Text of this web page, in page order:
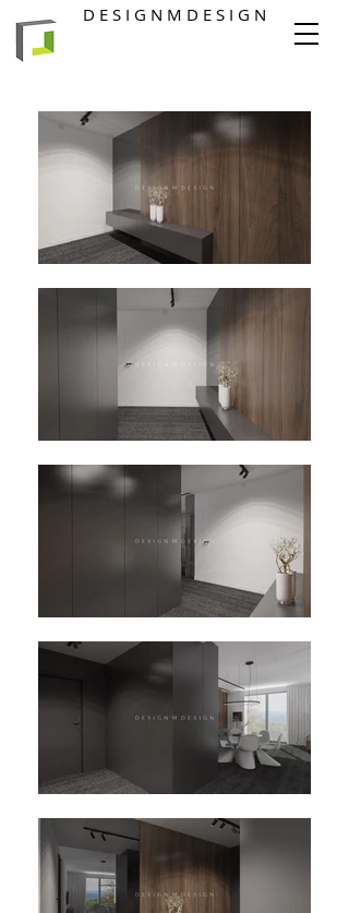
D E S I G N M D E S I G N